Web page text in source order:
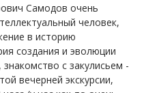
Самодов очень
человек,
в историю
создания и эволюции
с закулисьем -
вечерней экскурсии,